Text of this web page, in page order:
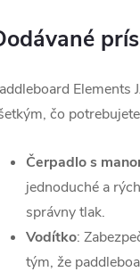
Elements
čo
Čerpadlo s
jednoduché a
správny tlak.
Vodítko:
tým, že